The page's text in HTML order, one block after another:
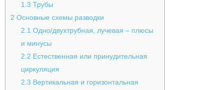
1.3 Трубы
2 Основные схемы разводки
2.1 Одно/двухтрубная, лучевая – плюсы
и минусы
2.2 Естественная или принудительная
циркуляция
2.3 Вертикальная и горизонтальная